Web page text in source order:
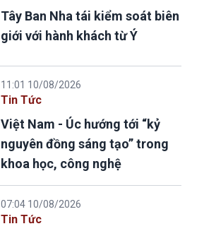
Tây Ban Nha tái kiểm soát biên
giới với hành khách từ Ý
11:01 10/08/2026
Tin Tức
Việt Nam - Úc hướng tới “kỷ
nguyên đồng sáng tạo” trong
khoa học, công nghệ
07:04 10/08/2026
Tin Tức